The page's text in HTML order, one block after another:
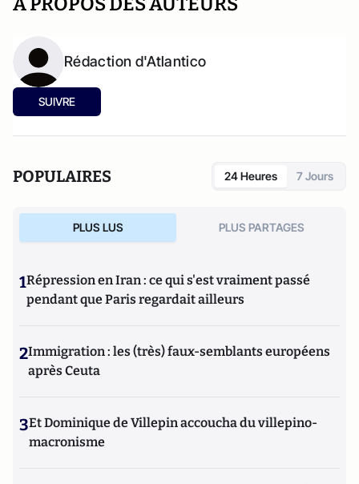
Rédaction d'Atlantico
SUIVRE
POPULAIRES 24 Heures 7 Jours
PLUS LUS PLUS PARTAGES
1Répression en Iran : ce qui s'est vraiment passé
pendant que Paris regardait ailleurs
2Immigration : les (très) faux-semblants européens
après Ceuta
3Et Dominique de Villepin accoucha du villepino-
macronisme